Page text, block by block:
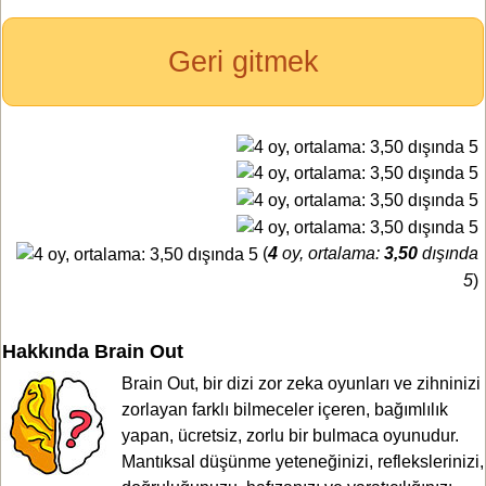
Geri gitmek
(4 oy, ortalama: 3,50 dışında
5)
Hakkında Brain Out
Brain Out, bir dizi zor zeka oyunları ve zihninizi
zorlayan farklı bilmeceler içeren, bağımlılık
yapan, ücretsiz, zorlu bir bulmaca oyunudur.
Mantıksal düşünme yeteneğinizi, reflekslerinizi,